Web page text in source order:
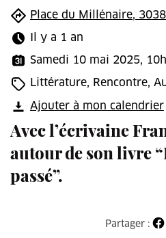
Place du Millénaire,
Il y a 1 an
Samedi 10 mai 2025,
Littérature, Rencontre,
Ajouter à mon calendrier
Avec l’écrivaine
autour de son livre
passé”.
Partager :